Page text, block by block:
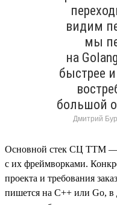
видим
мы
на
быстрее
большой
Дмитрий
Основной стек СЦ ТТМ —
с их фреймворками.
проекта и требования
пишется на C++ или Go,